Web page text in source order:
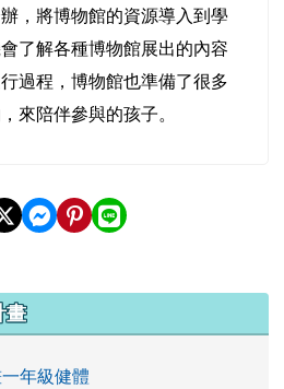
，將博物館的資源導入到學
了解各種博物館展出的內容
過程，博物館也準備了很多
來陪伴參與的孩子。
畫
年級健體